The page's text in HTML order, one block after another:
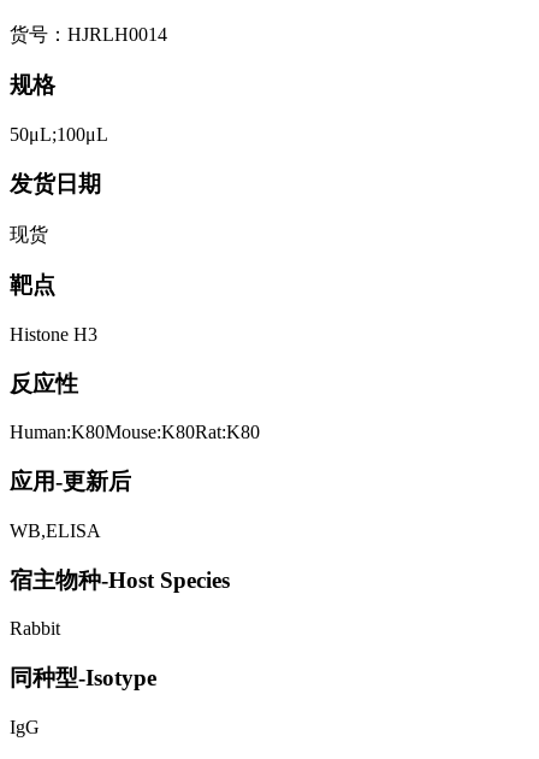
货号：HJRLH0014
规格
50μL;100μL
发货日期
现货
靶点
Histone H3
反应性
Human:K80Mouse:K80Rat:K80
应用-更新后
WB,ELISA
宿主物种-Host Species
Rabbit
同种型-Isotype
IgG